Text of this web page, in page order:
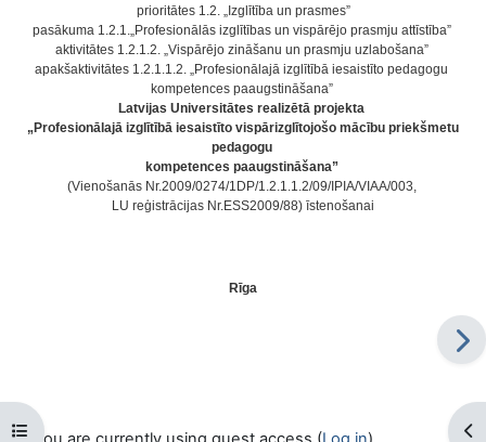
Open course index
prioritātes 1.2. „Izglītība un prasmes”
pasākuma 1.2.1.„Profesionālās izglītības un vispārējo prasmju attīstība”
aktivitātes 1.2.1.2. „Vispārējo zināšanu un prasmju uzlabošana”
apakšaktivitātes 1.2.1.1.2. „Profesionālajā izglītībā iesaistīto pedagogu
kompetences paaugstināšana”
Latvijas Universitātes realizētā projekta
„Profesionālajā izglītībā iesaistīto vispārizglītojošo mācību priekšmetu
pedagogu
kompetences paaugstināšana”
(Vienošanās Nr.2009/0274/1DP/1.2.1.1.2/09/IPIA/VIAA/003,
LU reģistrācijas Nr.ESS2009/88) īstenošanai
Rīga